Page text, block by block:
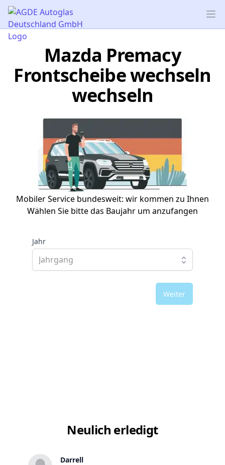
AGDE Autoglas Deutschland GmbH
Mazda Premacy
Frontscheibe wechseln
wechseln
Mobiler Service bundesweit: wir kommen zu Ihnen
Wählen Sie bitte das Baujahr um anzufangen
Jahr
Weiter
Neulich erledigt
Darrell